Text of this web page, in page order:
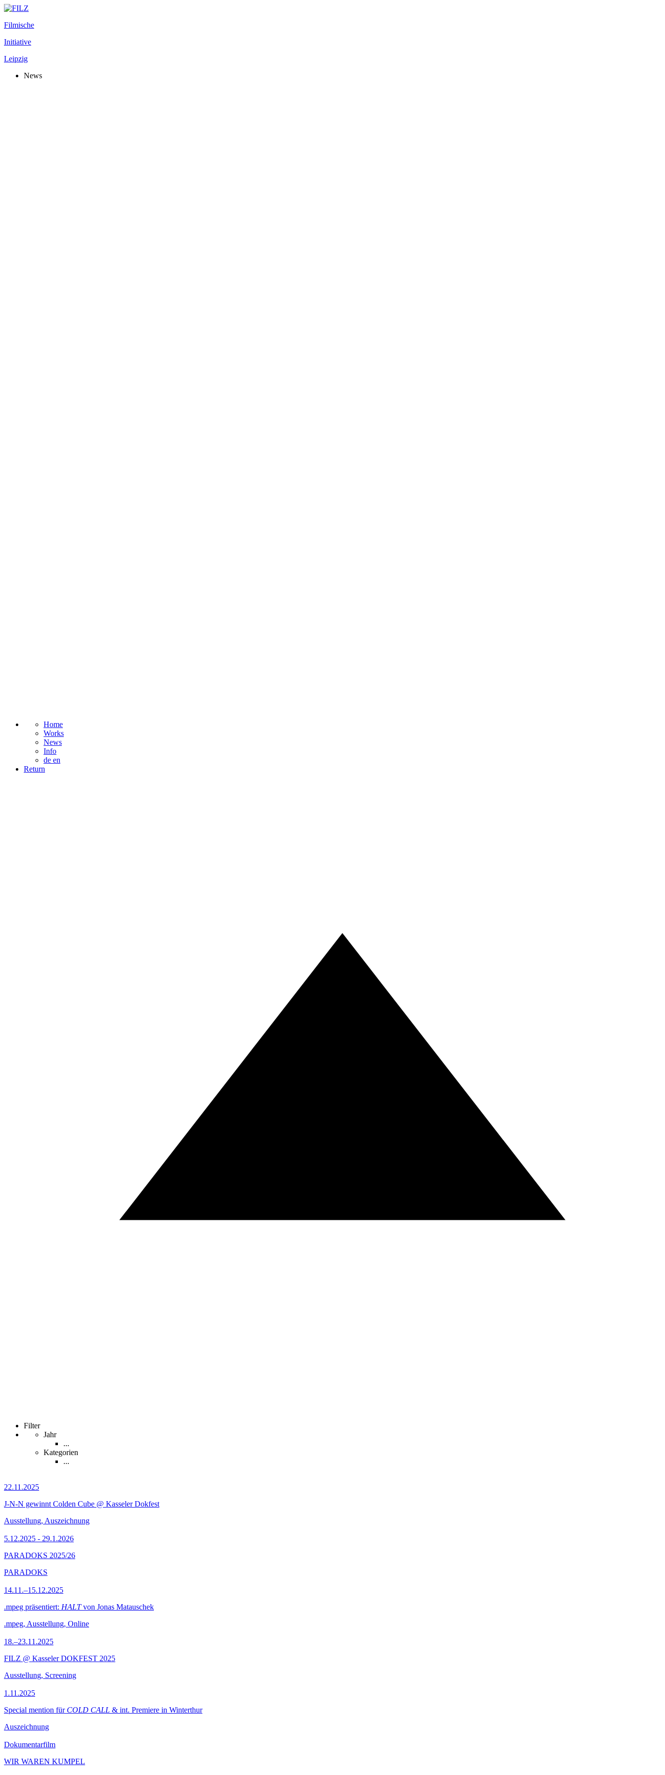
Filmische
Initiative
Leipzig
News
Home
Works
News
Info
de en
Return
Filter
Jahr
...
Kategorien
...
22.11.2025
J-N-N gewinnt Colden Cube @ Kasseler Dokfest
Ausstellung, Auszeichnung
5.12.2025 - 29.1.2026
PARADOKS 2025/26
PARADOKS
14.11.–15.12.2025
.mpeg präsentiert: HALTvon Jonas Matauschek
.mpeg, Ausstellung, Online
18.–23.11.2025
FILZ @ Kasseler DOKFEST 2025
Ausstellung, Screening
1.11.2025
Special mention für COLD CALL & int. Premiere in Winterthur
Auszeichnung
Dokumentarfilm
WIR WAREN KUMPEL